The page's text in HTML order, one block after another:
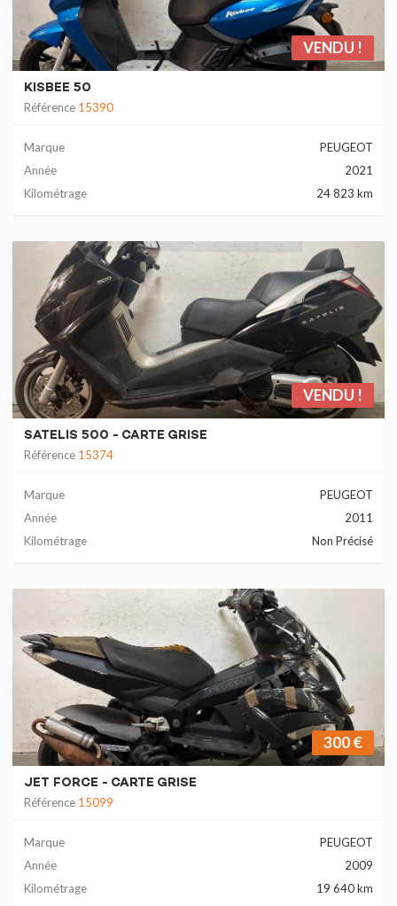
VENDU !
KISBEE 50
Référence 15390
Marque
PEUGEOT
Année
2021
Kilométrage
24 823 km
VENDU !
SATELIS 500 - CARTE GRISE
Référence 15374
Marque
PEUGEOT
Année
2011
Kilométrage
Non Précisé
300 €
JET FORCE - CARTE GRISE
Référence 15099
Marque
PEUGEOT
Année
2009
Kilométrage
19 640 km